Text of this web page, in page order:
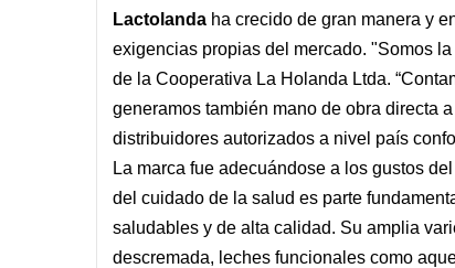
Lactolanda ha crecido de gran manera y
exigencias propias del mercado. "Somos
de la Cooperativa La Holanda Ltda.
generamos también mano de obra directa
distribuidores autorizados a nivel país
La marca fue adecuándose a los gustos
del cuidado de la salud es parte
saludables y de alta calidad. Su amplia
descremada, leches funcionales como